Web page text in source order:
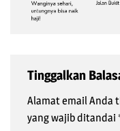
Tinggalkan
Alamat email Anda
yang wajib ditandai